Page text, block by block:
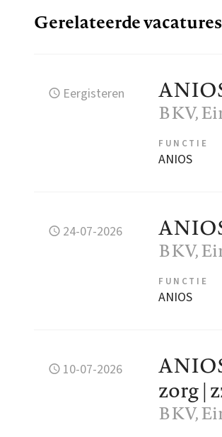
Gerelateerde vacatures
Eergisteren
BKV,
FUNCTIE
ANIOS
24-07-2026
BKV,
FUNCTIE
ANIOS
10-07-2026
zorg |
BKV,